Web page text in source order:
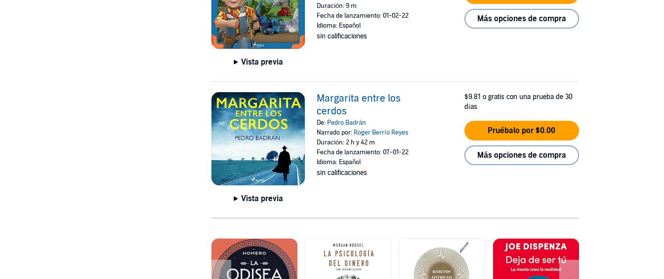
Vista previa
Duración: 9 m
Fecha de lanzamiento: 01-02-22
Idioma: Español
sin calificaciones
Más opciones de compra
Vista previa
Margarita entre los
cerdos
De: Pedro Badrán
Narrado por: Roger Berrío Reyes
Duración: 2 h y 42 m
Fecha de lanzamiento: 07-01-22
Idioma: Español
sin calificaciones
$9.81 o gratis con una prueba de 30
días
Pruébalo por $0.00
Más opciones de compra